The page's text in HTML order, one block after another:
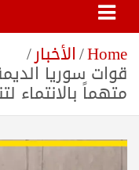
Home الأخبار
متهماً بالانتماء